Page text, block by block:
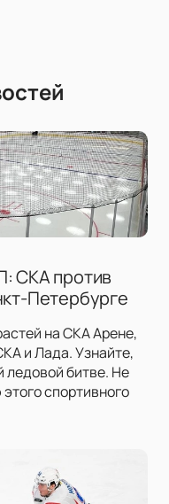
СКА против
Петербурге
на СКА Арене,
и Лада. Узнайте,
ледовой битве. Не
спортивного